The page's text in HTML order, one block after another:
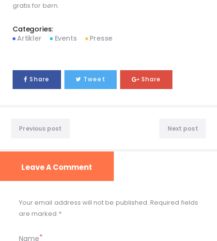
gratis for børn.
Categories:
Artikler
Events Presse
Share Tweet Share
Previous post Next post
Leave A Comment
Your email address will not be published. Required fields
are marked *
Name